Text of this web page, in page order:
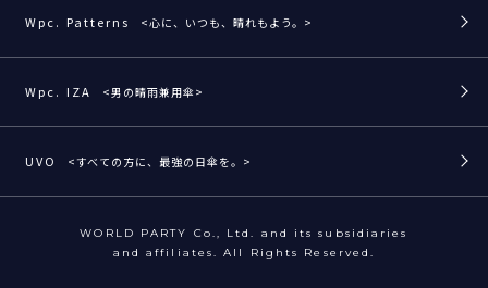
Wpc. Patterns <心に、いつも、晴れもよう。>
Wpc. IZA <男の晴雨兼用傘>
UVO <すべての方に、最強の日傘を。>
WORLD PARTY Co., Ltd. and its subsidiaries
and affiliates. All Rights Reserved.